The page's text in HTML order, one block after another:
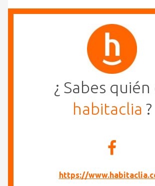
¿ Sabes quién
habitaclia ?
https://